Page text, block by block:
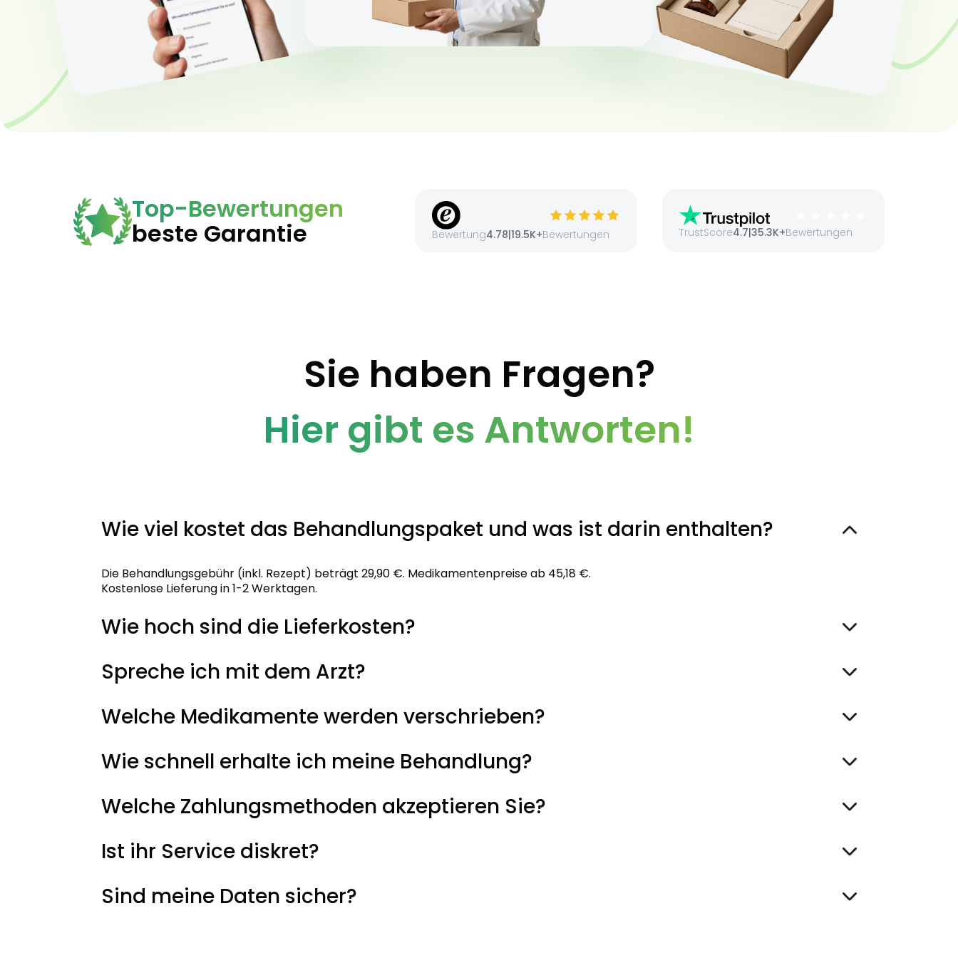
Top-Bewertungen
beste Garantie Bewertung4.78|19.5K+Bewertungen TrustScore4.7|35.3K+Bewertungen
Sie haben Fragen?
Hier gibt es Antworten!
Wie viel kostet das Behandlungspaket und was ist darin enthalten?
Die Behandlungsgebühr (inkl. Rezept) beträgt 29,90 €. Medikamentenpreise ab 45,18 €.
Kostenlose Lieferung in 1-2 Werktagen.
Wie hoch sind die Lieferkosten?
Spreche ich mit dem Arzt?
Welche Medikamente werden verschrieben?
Wie schnell erhalte ich meine Behandlung?
Welche Zahlungsmethoden akzeptieren Sie?
Ist ihr Service diskret?
Sind meine Daten sicher?